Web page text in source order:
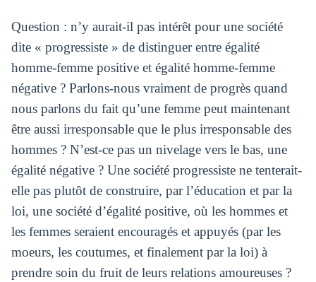
Question : n’y aurait-il pas intérêt pour une société
dite « progressiste » de distinguer entre égalité
homme-femme positive et égalité homme-femme
négative ? Parlons-nous vraiment de progrès quand
nous parlons du fait qu’une femme peut maintenant
être aussi irresponsable que le plus irresponsable des
hommes ? N’est-ce pas un nivelage vers le bas, une
égalité négative ? Une société progressiste ne tenterait-
elle pas plutôt de construire, par l’éducation et par la
loi, une société d’égalité positive, où les hommes et
les femmes seraient encouragés et appuyés (par les
moeurs, les coutumes, et finalement par la loi) à
prendre soin du fruit de leurs relations amoureuses ?